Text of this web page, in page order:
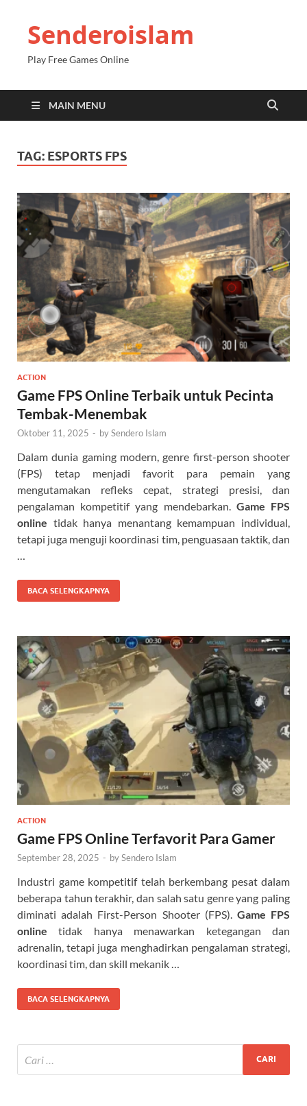
Senderoislam
Play Free Games Online
MAIN MENU
TAG: ESPORTS FPS
ACTION
Game FPS Online Terbaik untuk Pecinta
Tembak-Menembak
Oktober 11, 2025 - bySendero Islam
Dalam dunia gaming modern, genre first-person shooter
(FPS) tetap menjadi favorit para pemain yang
mengutamakan refleks cepat, strategi presisi, dan
pengalaman kompetitif yang mendebarkan. Game FPS
online tidak hanya menantang kemampuan individual,
tetapi juga menguji koordinasi tim, penguasaan taktik, dan
BACA SELENGKAPNYA
ACTION
Game FPS Online Terfavorit Para Gamer
September 28, 2025 - bySendero Islam
Industri game kompetitif telah berkembang pesat dalam
beberapa tahun terakhir, dan salah satu genre yang paling
diminati adalah First-Person Shooter (FPS). Game FPS
online tidak hanya menawarkan ketegangan dan
adrenalin, tetapi juga menghadirkan pengalaman strategi,
koordinasi tim, dan skill mekanik …
BACA SELENGKAPNYA